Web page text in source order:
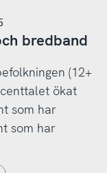
bredband
(12+
ökat
som har
som har